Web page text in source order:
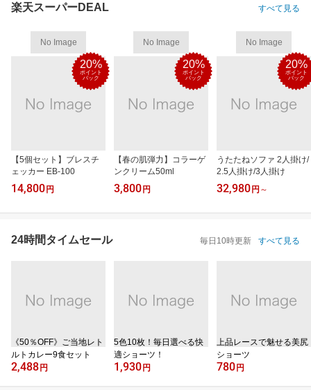
楽天スーパーDEAL すべて見る
No Image
20%
ポイント
バック
【5個セット】ブレスチ
ェッカー EB-100
14,800 円
No Image
20%
ポイント
バック
【春の肌弾力】コラーゲ
ンクリーム50ml
3,800 円
No Image
20%
ポイント
バック
うたたねソファ 2人掛け/
2.5人掛け/3人掛け
32,980 円 ～
24時間タイムセール 毎日10時更新 すべて見る
《50％OFF》ご当地レト
ルトカレー9食セット
2,488 円
5色10枚！毎日選べる快
適ショーツ！
1,930 円
上品レースで魅せる美尻
ショーツ
780 円